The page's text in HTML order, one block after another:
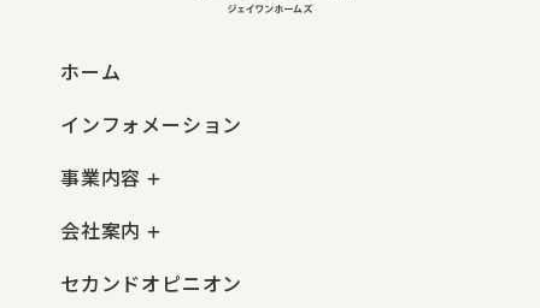
ホーム
インフォメーション
事業内容
会社案内
セカンドオピニオン